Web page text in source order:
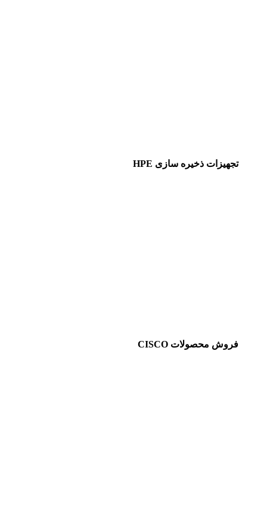
تجهیزات ذخیره سازی HPE
فروش محصولات CISCO